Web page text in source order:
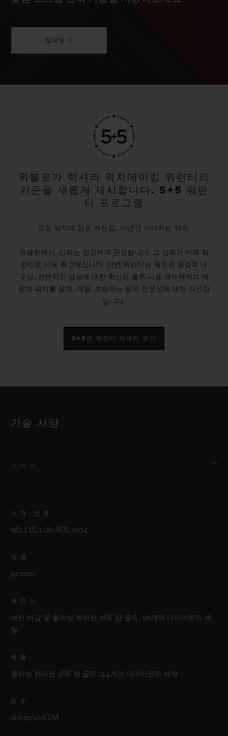
살펴보기
위블로가 럭셔리 워치메이킹 워런티의
기준을 새롭게 제시합니다. 5+5 워런
티 프로그램
모든 워치에 담은 자신감. 10년간 이어지는 약속.
위블로에서, 신뢰는 정교하게 완성됩니다. 그 신뢰가 이제 워
런티로 더욱 확고해집니다. 이번 워런티는 워치의 품질과 내
구성, 전반적인 성능에 대한 확신은 물론 니옹 매뉴팩처의 역
량과 워치를 설계, 개발, 조립하는 팀의 전문성에 대한 자신감
입니다.
5+5년 워런티 자세히 보기
기술 사양
시계 번호
682.OX.1180.RX.1604
직경
32 mm
케이스
새틴 마감 및 폴리싱 처리된 18K 킹 골드, 96개의 다이아몬드 세
팅
베젤
폴리싱 처리된 18K 킹 골드, 44개의 다이아몬드 세팅
방수
100m/10ATM